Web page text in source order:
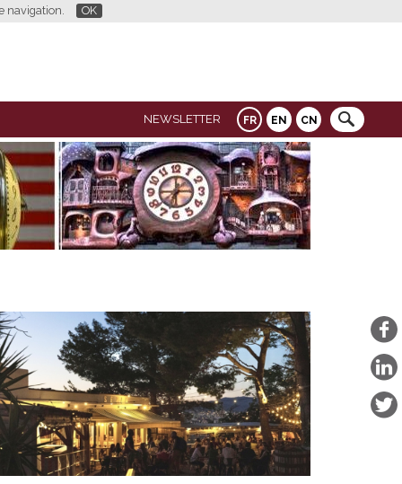
navigation. OK
FR EN CN
NEWSLETTER